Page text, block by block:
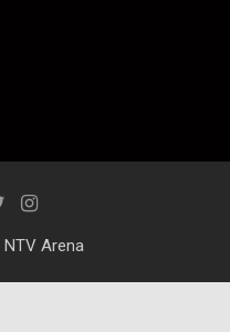
NTV Arena